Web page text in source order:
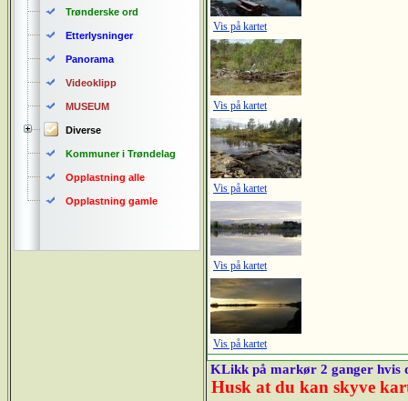
Trønderske ord
Etterlysninger
Panorama
Videoklipp
MUSEUM
Diverse
Kommuner i Trøndelag
Opplastning alle
Opplastning gamle
Vis på kartet
Vis på kartet
Vis på kartet
Vis på kartet
Vis på kartet
KLikk på markør 2 ganger hvis
Husk at du kan skyve